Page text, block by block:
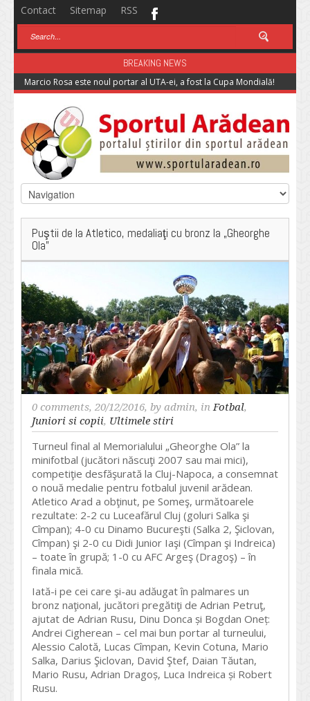
Contact Sitemap RSS
BREAKING NEWS
Marcio Rosa este noul portar al UTA-ei, a fost la Cupa Mondială!
Puştii de la Atletico, medaliaţi cu bronz la „Gheorghe
Ola”
0 comments, 20/12/2016, by admin, inFotbal,
Juniori si copii, Ultimele stiri
Turneul final al Memorialului „Gheorghe Ola” la
minifotbal (jucători născuţi 2007 sau mai mici),
competiţie desfăşurată la Cluj-Napoca, a consemnat
o nouă medalie pentru fotbalul juvenil arădean.
Atletico Arad a obţinut, pe Someş, următoarele
rezultate: 2-2 cu Luceafărul Cluj (goluri Salka şi
Cîmpan); 4-0 cu Dinamo Bucureşti (Salka 2, Şiclovan,
Cîmpan) şi 2-0 cu Didi Junior Iaşi (Cîmpan şi Indreica)
– toate în grupă; 1-0 cu AFC Argeş (Dragoş) – în
finala mică.
Iată-i pe cei care şi-au adăugat în palmares un
bronz naţional, jucători pregătiţi de Adrian Petruţ,
ajutat de Adrian Rusu, Dinu Donca și Bogdan Oneț:
Andrei Cigherean – cel mai bun portar al turneului,
Alessio Calotă, Lucas Cîmpan, Kevin Cotuna, Mario
Salka, Darius Şiclovan, David Ştef, Daian Tăutan,
Mario Rusu, Adrian Dragoș, Luca Indreica și Robert
Rusu.